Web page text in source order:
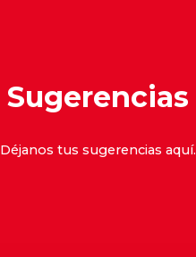
Sugerencias
Déjanos tus sugerencias aquí.